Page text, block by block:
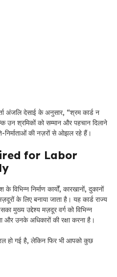
अंजलि देसाई के अनुसार, “श्रम कार्ड न
उन श्रमिकों को सम्मान और पहचान दिलाने
निर्माताओं की नज़रों से ओझल रहे हैं।
for Labor
निर्माण कार्यों, कारखानों, दुकानों
के लिए बनाया जाता है। यह कार्ड राज्य
मुख्य उद्देश्य मज़दूर वर्ग को विभिन्न
और उनके अधिकारों की रक्षा करना है।
हो गई है, लेकिन फिर भी आपको कुछ